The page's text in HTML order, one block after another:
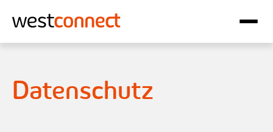
Hauptnavigation
Datenschutz